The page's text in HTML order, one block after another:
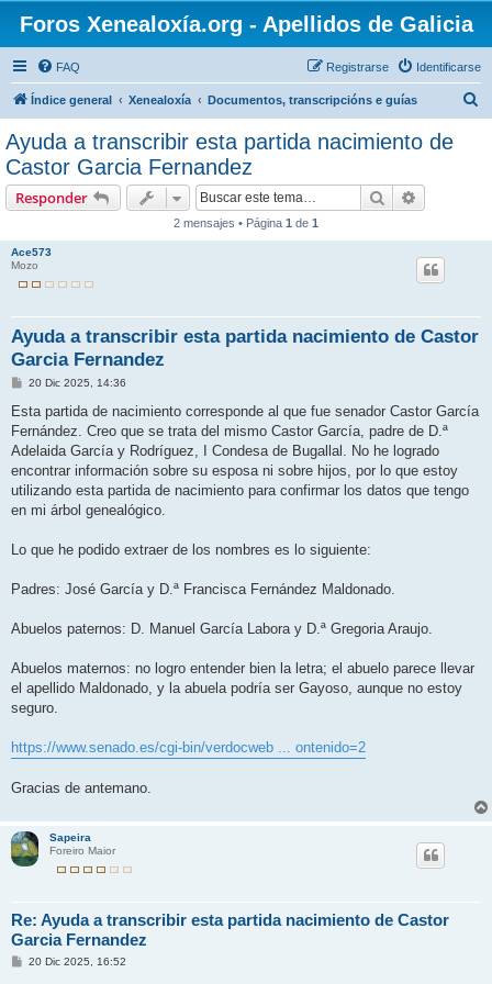
Foros Xenealoxía.org - Apellidos de Galicia
FAQ Identificarse
Registrarse
Índice general Xenealoxía Documentos, transcripcións e guías
Ayuda a transcribir esta partida nacimiento de
Castor Garcia Fernandez
Responder Buscar
2 mensajes • Página 1 de 1
Ace573
Mozo
Ayuda a transcribir esta partida nacimiento de Castor
Garcia Fernandez
M
n
a
j
20 Dic 2025, 14:36
Esta partida de nacimiento corresponde al que fue senador Castor García
Fernández. Creo que se trata del mismo Castor García, padre de D.ª
Adelaida García y Rodríguez, I Condesa de Bugallal. No he logrado
encontrar información sobre su esposa ni sobre hijos, por lo que estoy
utilizando esta partida de nacimiento para confirmar los datos que tengo
en mi árbol genealógico.
Lo que he podido extraer de los nombres es lo siguiente:
Padres: José García y D.ª Francisca Fernández Maldonado.
Abuelos paternos: D. Manuel García Labora y D.ª Gregoria Araujo.
Abuelos maternos: no logro entender bien la letra; el abuelo parece llevar
el apellido Maldonado, y la abuela podría ser Gayoso, aunque no estoy
seguro.
https://www.senado.es/cgi-bin/verdocweb ... ontenido=2
Gracias de antemano.
Sapeira
Foreiro Maior
Re: Ayuda a transcribir esta partida nacimiento de Castor
Garcia Fernandez
M20 Dic 2025, 16:52